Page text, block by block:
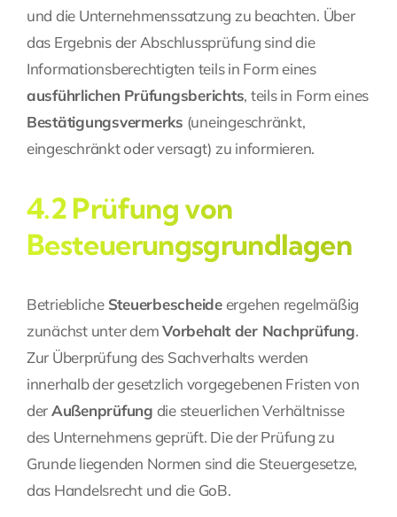
und die Unternehmenssatzung zu beachten. Über
das Ergebnis der Abschlussprüfung sind die
Informationsberechtigten teils in Form eines
ausführlichen Prüfungsberichts, teils in Form eines
Bestätigungsvermerks (uneingeschränkt,
eingeschränkt oder versagt) zu informieren.
4.2 Prüfung von
Besteuerungsgrundlagen
Betriebliche Steuerbescheideergehen regelmäßig
zunächst unter demVorbehalt der Nachprüfung.
Zur Überprüfung des Sachverhalts werden
innerhalb der gesetzlich vorgegebenen Fristen von
derAußenprüfung die steuerlichen Verhältnisse
des Unternehmens geprüft. Die der Prüfung zu
Grunde liegenden Normen sind die Steuergesetze,
das Handelsrecht und die GoB.